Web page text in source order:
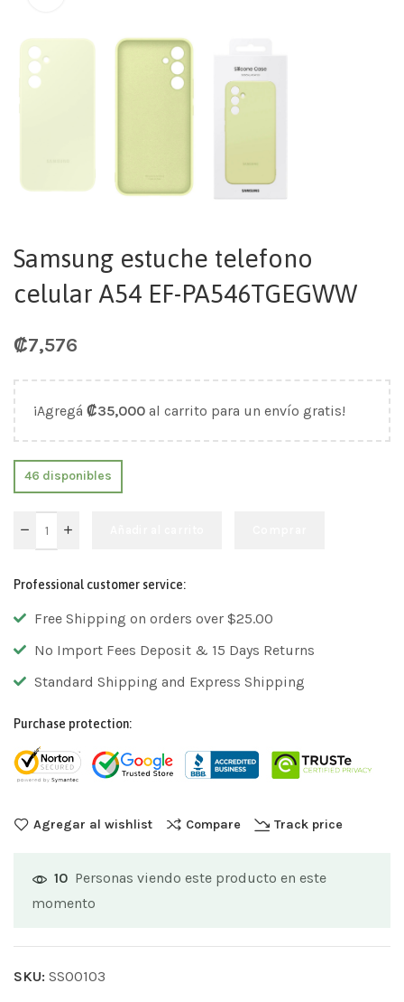
Samsung estuche telefono
celular A54 EF-PA546TGEGWW
₡7,576
¡Agregá ₡35,000 al carrito para un envío gratis!
46 disponibles
Professional customer service:
Free Shipping on orders over $25.00
No Import Fees Deposit & 15 Days Returns
Standard Shipping and Express Shipping
Purchase protection:
Agregar al wishlist Compare Track price
10 Personas viendo este producto en este
momento
SKU: SS00103